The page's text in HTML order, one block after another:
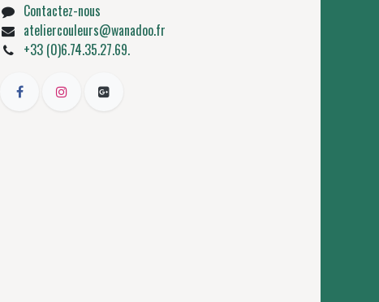
Contactez-nous
ateliercouleurs@wanadoo.fr
+33 (0)6.74.35.27.69.